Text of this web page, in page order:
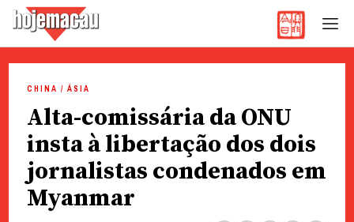
content
CHINA / ÁSIA
Alta-comissária da ONU
insta à libertação dos dois
jornalistas condenados em
Myanmar